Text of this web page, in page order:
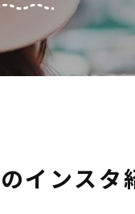
インスタ